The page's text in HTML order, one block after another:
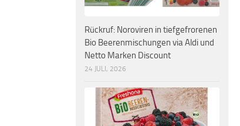
Rückruf: Noroviren in tiefgefrorenen
Bio Beerenmischungen via Aldi und
Netto Marken Discount
24 JULI, 2026